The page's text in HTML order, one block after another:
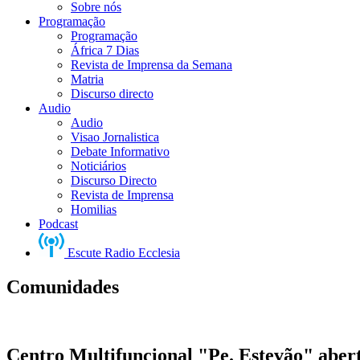
Sobre nós
Programação
Programação
África 7 Dias
Revista de Imprensa da Semana
Matria
Discurso directo
Audio
Audio
Visao Jornalistica
Debate Informativo
Noticiários
Discurso Directo
Revista de Imprensa
Homilias
Podcast
Escute Radio Ecclesia
Comunidades
Centro Multifuncional "Pe. Estevão"